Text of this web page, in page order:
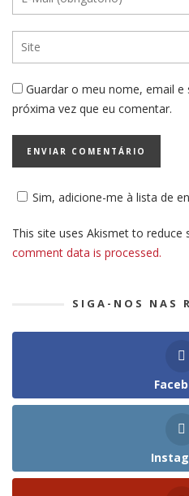
Guardar o meu nome, email
próxima vez que eu comentar.
Sim, adicione-me à lista de
This site uses Akismet to reduce
comment data is processed.
SIGA-NOS NAS